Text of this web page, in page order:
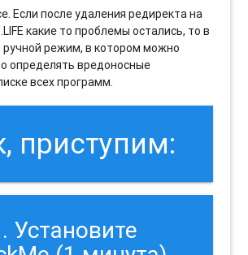
Если после удаления редиректа на
какие то проблемы остались, то в
ручной режим, в котором можно
определять вредоносные
всех программ.
приступим:
Установите